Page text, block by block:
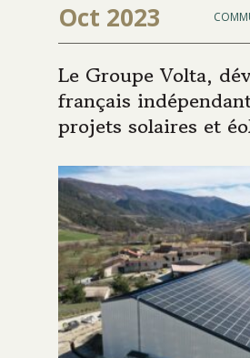
Oct 2023
Le Groupe Volta,
français
projets solaires et
40 M€ menée par TiLT Capital
Partners (Groupe